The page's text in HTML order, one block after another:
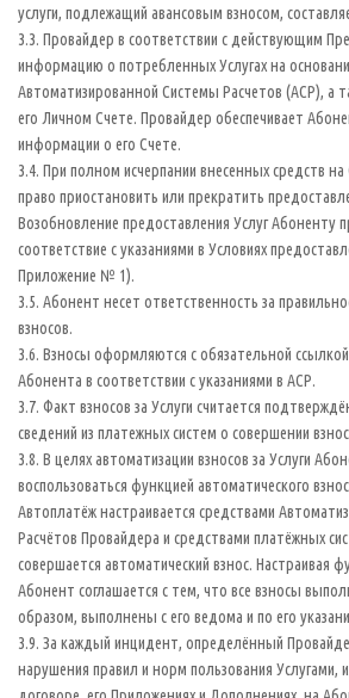
услуги, подлежащий авансовым взносом,
3.3. Провайдер в соответствии с действующим
информацию о потребленных Услугах на
Автоматизированной Системы Расчетов (АСР), а
его Личном Счете. Провайдер обеспечивает
информации о его Счете.
3.4. При полном исчерпании внесенных средств
право приостановить или прекратить
Возобновление предоставления Услуг Абоненту
соответствие с указаниями в Условиях
Приложение № 1).
3.5. Абонент несет ответственность за
взносов.
3.6. Взносы оформляются с обязательной
Абонента в соответствии с указаниями в АСР.
3.7. Факт взносов за Услуги считается
сведений из платежных систем о совершении
3.8. В целях автоматизации взносов за Услуги
воспользоваться функцией автоматического
Автоплатёж настраивается средствами
Расчётов Провайдера и средствами платёжных
совершается автоматический взнос. Настраивая
Абонент соглашается с тем, что все взносы
образом, выполнены с его ведома и по его
3.9. За каждый инцидент, определённый
нарушения правил и норм пользования Услугами,